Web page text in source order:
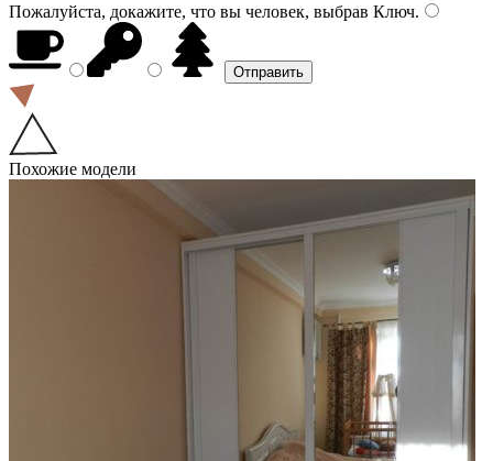
Пожалуйста, докажите, что вы человек, выбрав Ключ.
Похожие модели